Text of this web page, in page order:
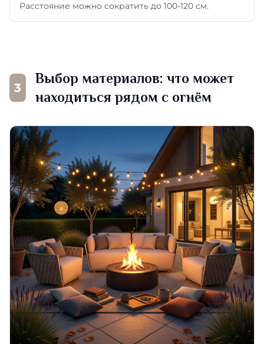
Расстояние можно сократить до 100-120 см.
3
Выбор материалов: что может
находиться рядом с огнём